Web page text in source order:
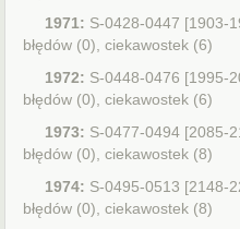
1971: S-0428-0447 [1903-
błędów (0), ciekawostek (6)
1972: S-0448-0476 [1995-
błędów (0), ciekawostek (6)
1973: S-0477-0494 [2085-
błędów (0), ciekawostek (8)
1974: S-0495-0513 [2148-
błędów (0), ciekawostek (8)